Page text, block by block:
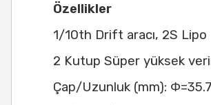
Özellikler
1/10th Drift aracı, 2S Lipo
2 Kutup Süper yüksek
Çap/Uzunluk (mm):